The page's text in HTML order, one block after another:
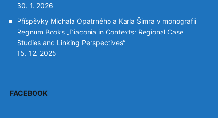
30. 1. 2026
Příspěvky Michala Opatrného a Karla Šimra v monografii
Regnum Books „Diaconia in Contexts: Regional Case
Studies and Linking Perspectives“
15. 12. 2025
FACEBOOK